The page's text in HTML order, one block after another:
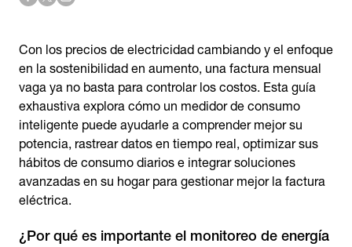
Con los precios de electricidad cambiando y el enfoque
en la sostenibilidad en aumento, una factura mensual
vaga ya no basta para controlar los costos. Esta guía
exhaustiva explora cómo un medidor de consumo
inteligente puede ayudarle a comprender mejor su
potencia, rastrear datos en tiempo real, optimizar sus
hábitos de consumo diarios e integrar soluciones
avanzadas en su hogar para gestionar mejor la factura
eléctrica.
¿Por qué es importante el monitoreo de energía